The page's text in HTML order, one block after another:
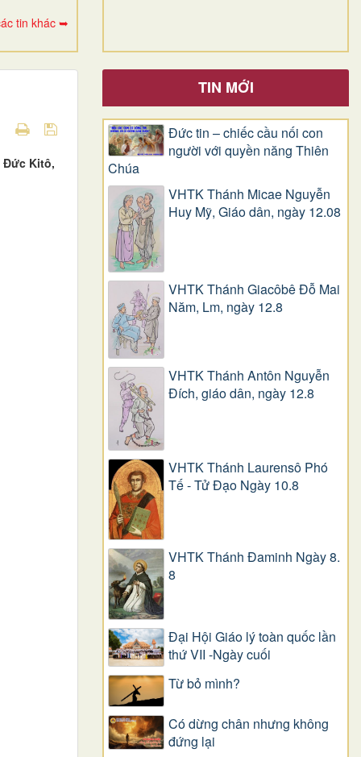
tin khác ➥
Đức Kitô,
TIN MỚI
Đức tin – chiếc cầu nối con
người với quyền năng Thiên
Chúa
VHTK Thánh Micae Nguyễn
Huy Mỹ, Giáo dân, ngày 12.08
VHTK Thánh Giacôbê Ðỗ Mai
Năm, Lm, ngày 12.8
VHTK Thánh Antôn Nguyễn
Ðích, giáo dân, ngày 12.8
VHTK Thánh Laurensô Phó
Tế - Tử Đạo Ngày 10.8
VHTK Thánh Đaminh Ngày 8.
8
Đại Hội Giáo lý toàn quốc lần
thứ VII -Ngày cuối
Từ bỏ mình?
Có dừng chân nhưng không
đứng lại